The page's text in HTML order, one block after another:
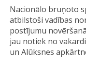
Nacionālo bruņoto
atbilstoši vadības
postījumu
jau notiek no
un Alūksnes